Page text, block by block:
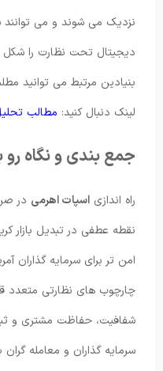
نزدیک می شوند و می توانند
دیجیتال تحت نظارت را شکل
بنیادین مرتبط می توانید
لینک دنبال کنید: مطالب
جمع بندی و نگاه رو
راه اندازی اسپات اهرمی
نقطه عطفی در تبدیل بازار
امن تر برای سرمایه گذاران
چارچوب های نظارتی متعدد
شفافیت، حفاظت مشتری و ثبات
سرمایه گذاران و معامله